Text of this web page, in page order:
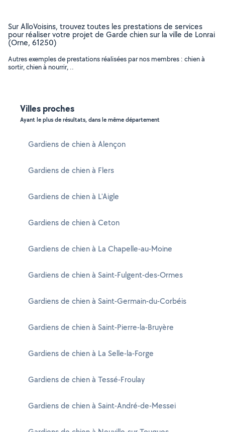
Sur AlloVoisins, trouvez toutes les prestations de services
pour réaliser votre projet de Garde chien sur la ville de Lonrai
(Orne, 61250)
Autres exemples de prestations réalisées par nos membres : chien à
sortir, chien à nourrir, ..
Villes proches
Ayant le plus de résultats, dans le même département
Gardiens de chien à Alençon
Gardiens de chien à Flers
Gardiens de chien à L'Aigle
Gardiens de chien à Ceton
Gardiens de chien à La Chapelle-au-Moine
Gardiens de chien à Saint-Fulgent-des-Ormes
Gardiens de chien à Saint-Germain-du-Corbéis
Gardiens de chien à Saint-Pierre-la-Bruyère
Gardiens de chien à La Selle-la-Forge
Gardiens de chien à Tessé-Froulay
Gardiens de chien à Saint-André-de-Messei